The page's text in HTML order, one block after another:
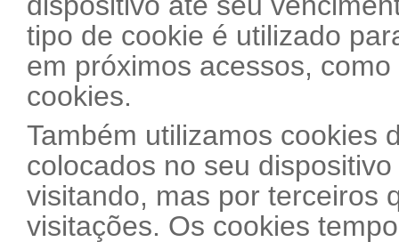
tipo de cookie é utilizado
em próximos acessos,
cookies.
Também utilizamos cookies
colocados no seu
visitando, mas por terceiros
visitações. Os cookies